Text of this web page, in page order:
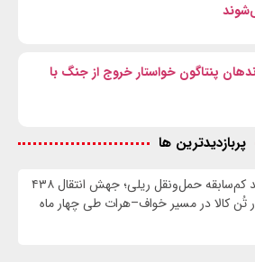
پنتاگون خواستار خروج از جنگ با
پربازدیدترین ها
رشد کم‌سابقه حمل‌ونقل ریلی؛ جهش انتقال ۴۳۸
تُن کالا در مسیر خواف–هرات طی چهار ماه